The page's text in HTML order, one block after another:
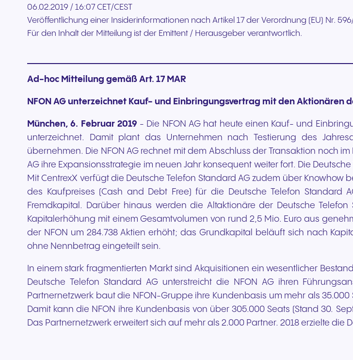
+49 8000 – 63 66 24
06.02.2019 / 16:07 CET/CEST
Veröffentlichung einer Insiderinformationen nach Artikel 17 der Verordnung (EU) Nr.
Für den Inhalt der Mitteilung ist der Emittent / Herausgeber verantwortlich.
Ad-hoc Mitteilung gemäß Art. 17 MAR
NFON AG unterzeichnet Kauf- und Einbringungsvertrag mit den Aktionären
München, 6. Februar 2019 - Die NFON AG hat heute einen Kauf- und
unterzeichnet. Damit plant das Unternehmen nach Testierung des
übernehmen. Die NFON AG rechnet mit dem Abschluss der Transaktion noch
AG ihre Expansionsstrategie im neuen Jahr konsequent weiter fort. Die
Mit CentrexX verfügt die Deutsche Telefon Standard AG zudem über Knowhow
des Kaufpreises (Cash and Debt Free) für die Deutsche Telefon Standard
Fremdkapital. Darüber hinaus werden die Altaktionäre der Deutsche
Kapitalerhöhung mit einem Gesamtvolumen von rund 2,5 Mio. Euro aus
der NFON um 284.738 Aktien erhöht; das Grundkapital beläuft sich nach
ohne Nennbetrag eingeteilt sein.
In einem stark fragmentierten Markt sind Akquisitionen ein wesentlicher
Deutsche Telefon Standard AG unterstreicht die NFON AG ihren
Partnernetzwerk baut die NFON-Gruppe ihre Kundenbasis um mehr als
Damit kann die NFON ihre Kundenbasis von über 305.000 Seats (Stand 30.
Das Partnernetzwerk erweitert sich auf mehr als 2.000 Partner. 2018 erzielte die